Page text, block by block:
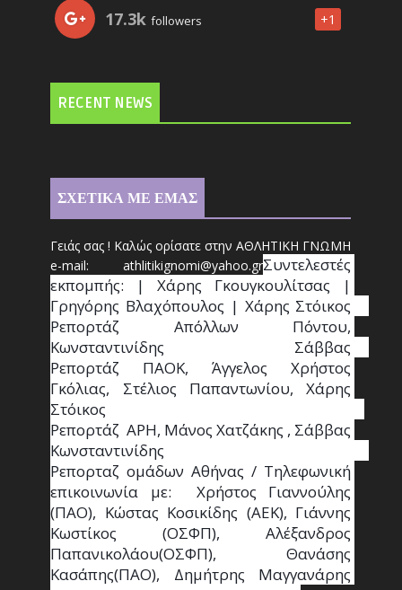
17.3k followers +1
RECENT NEWS
ΣΧΕΤΙΚΑ ΜΕ ΕΜΑΣ
Γειάς σας ! Καλώς ορίσατε στην ΑΘΛΗΤΙΚΗ ΓΝΩΜΗ
e-mail: athlitikignomi@yahoo.grΣυντελεστές
εκπομπής: | Χάρης Γκουγκουλίτσας |
Γρηγόρης Βλαχόπουλος | Χάρης Στόικος
Ρεπορτάζ Απόλλων Πόντου,
Κωνσταντινίδης   Σάββας
Ρεπορτάζ ΠΑΟΚ, Άγγελος Χρήστος
Γκόλιας, Στέλιος Παπαντωνίου, Χάρης
Στόικος
Ρεπορτάζ  ΑΡΗ, Μάνος Χατζάκης , Σάββας
Κωνσταντινίδης
Ρεπορταζ ομάδων Αθήνας / Τηλεφωνική
επικοινωνία με:  Χρήστος Γιαννούλης
(ΠΑΟ), Κώστας Κοσικίδης (ΑΕΚ), Γιάννης
Κωστίκος (ΟΣΦΠ), Αλέξανδρος
Παπανικολάου(ΟΣΦΠ), Θανάσης
Κασάπης(ΠΑΟ), Δημήτρης Μαγγανάρης